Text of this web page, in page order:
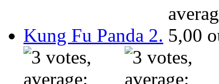
Kung Fu Panda 2.